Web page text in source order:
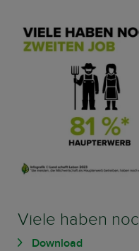
Viele haben
Download